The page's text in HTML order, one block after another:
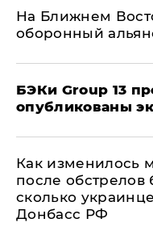
На Ближнем
оборонный
​БЭКи Group 13
опубликованы
Как изменилось
после обстрелов
сколько
Донбасс РФ